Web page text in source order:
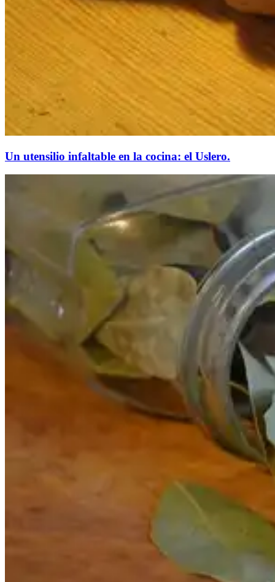
​Un utensilio infaltable en la cocina: el Uslero.